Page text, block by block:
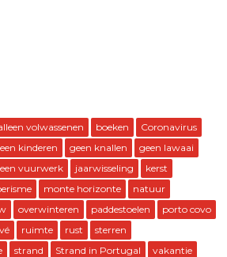
volwassenen boeken
Coronavirus
kinderen geen knallen
geen lawaai
vuurwerk jaarwisseling
kerst
monte horizonte
natuur
overwinteren paddestoelen
porto covo
ruimte rust
sterren
strand Strand in Portugal
vakantie